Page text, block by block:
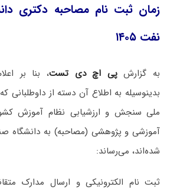
زمان ثبت نام مصاحبه دکتری
نفت ۱۴۰۵
به گزارش پی اچ دی تست، بنا بر
بدینوسیله به اطلاع آن دسته از داوطلبانی
ملی سنجش و ارزشیابی نظام آموزش
آموزشی و پژوهشی (مصاحبه) به دانشگاه
شده‌اند، می‌رساند:
ثبت نام الکترونیکی و ارسال مدارک